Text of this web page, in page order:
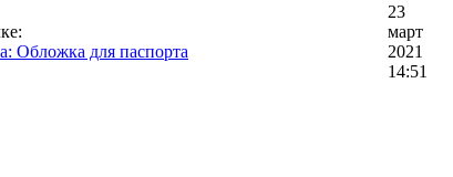
Обложка для паспорта
23
март
2021
14:51